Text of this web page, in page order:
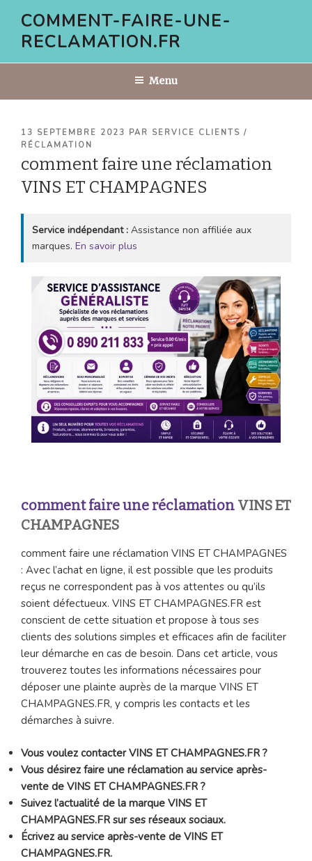
contenu
COMMENT-FAIRE-UNE-
RECLAMATION.FR
Menu
PUBLIÉ
LE
13 SEPTEMBRE 2023 PAR SERVICE CLIENTS /
RÉCLAMATION
comment faire une réclamation
VINS ET CHAMPAGNES
Service indépendant : Assistance non affiliée aux
marques. En savoir plus
comment faire une réclamation VINS ET
CHAMPAGNES
comment faire une réclamation VINS ET CHAMPAGNES
: Avec l’achat en ligne, il est possible que les produits
reçus ne correspondent pas à vos attentes ou qu’ils
soient défectueux. VINS ET CHAMPAGNES.FR est
conscient de cette situation et propose à tous ses
clients des solutions simples et efficaces afin de faciliter
leur démarche en cas de besoin. Dans cet article, vous
trouverez toutes les informations nécessaires pour
déposer une plainte auprès de la marque VINS ET
CHAMPAGNES.FR, y compris les contacts et les
démarches à suivre.
Vous voulez contacter VINS ET CHAMPAGNES.FR ?
Vous désirez faire une réclamation au service après-
vente de VINS ET CHAMPAGNES.FR ?
Suivez l’actualité de la marque VINS ET
CHAMPAGNES.FR sur ses réseaux sociaux.
Écrivez au service après-vente de VINS ET
CHAMPAGNES.FR.